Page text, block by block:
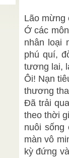
Lão mừng
Ớ các
nhân loại
phú quí,
tương lai,
Ôi! Nạn
thương
Đã trải
theo thời
nuôi sống
màn vô
kỳ đứng